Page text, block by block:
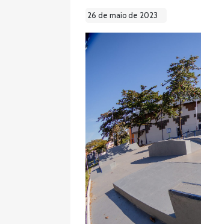
26 de maio de 2023